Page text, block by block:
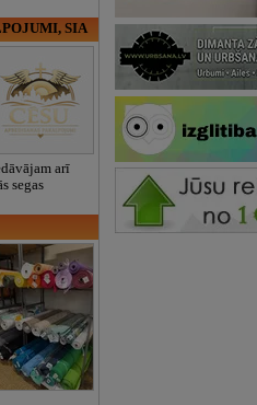
SIA
arī
segas